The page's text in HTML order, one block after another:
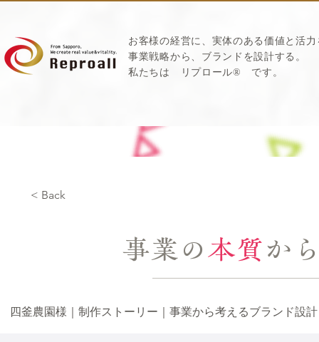
お客様の経営に、実体のある価値と活
​事業戦略から、ブランドを設計する。
私たちは
リプロール® です。
< Back
事業の 本質 か
四釜農園様｜制作ストーリー｜事業から考えるブランド設